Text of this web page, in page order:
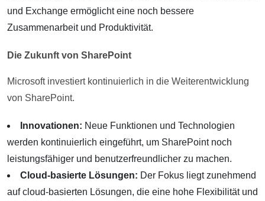
und Exchange ermöglicht eine noch bessere
Zusammenarbeit und Produktivität.
Die Zukunft von SharePoint
Microsoft investiert kontinuierlich in die Weiterentwicklung
von SharePoint.
Innovationen: Neue Funktionen und Technologien
werden kontinuierlich eingeführt, um SharePoint noch
leistungsfähiger und benutzerfreundlicher zu machen.
Cloud-basierte Lösungen: Der Fokus liegt zunehmend
auf cloud-basierten Lösungen, die eine hohe Flexibilität und